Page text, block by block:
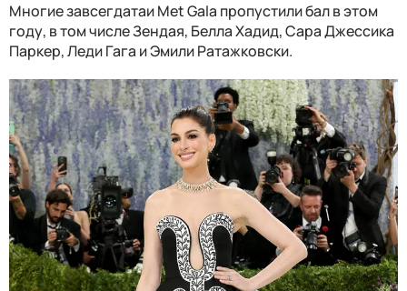
Многие завсегдатаи Met Gala пропустили бал в этом
году, в том числе Зендая, Белла Хадид, Сара Джессика
Паркер, Леди Гага и Эмили Ратажковски.